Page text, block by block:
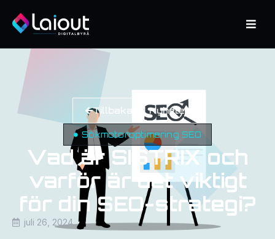
Tillbaka till Nyheter
Sökmotoroptimering SEO
Vad är SISTRIX och
varför är det viktigt
för din SEO-strategi?
juli 26, 2024